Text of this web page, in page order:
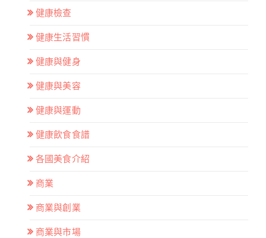
健康檢查
健康生活習慣
健康與健身
健康與美容
健康與運動
健康飲食食譜
各國美食介紹
商業
商業與創業
商業與市場